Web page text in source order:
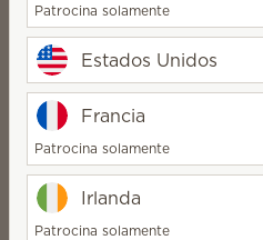
Limpiador para Baño
Sun-Drenched Cotton
$275.00
Quantity
Patrocina solamente
Estados Unidos
Francia
Patrocina solamente
Irlanda
Patrocina solamente